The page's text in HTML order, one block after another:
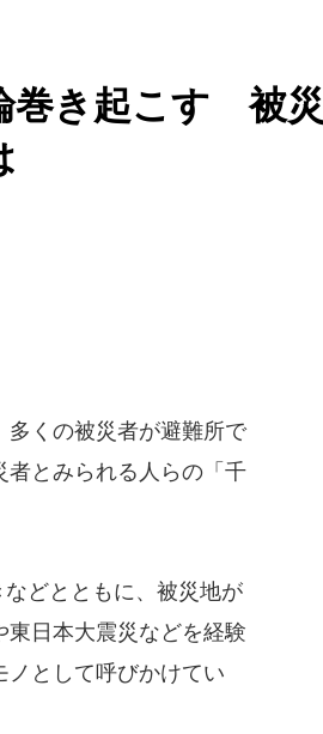
巻き起こす 被災
くの被災者が避難所で
とみられる人らの「千
どとともに、被災地が
東日本大震災などを経験
ノとして呼びかけてい